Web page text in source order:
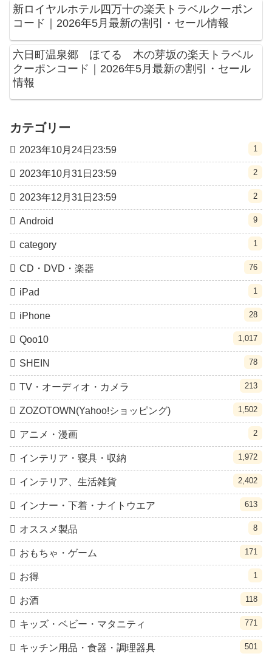
新ロイヤルホテル四万十の楽天トラベルクーポン
コード｜2026年5月最新の割引・セール情報
六日町温泉郷 ほてる 木の芽坂の楽天トラベル
クーポンコード｜2026年5月最新の割引・セール
情報
カテゴリー
2023年10月24日23:59 1
2023年10月31日23:59 2
2023年12月31日23:59 2
Android 9
category 1
CD・DVD・楽器 76
iPad 1
iPhone 28
Qoo10 1,017
SHEIN 78
TV・オーディオ・カメラ 213
ZOZOTOWN(Yahoo!ショッピング) 1,502
アニメ・漫画 2
インテリア・寝具・収納 1,972
インテリア、生活雑貨 2,402
インナー・下着・ナイトウエア 613
オススメ製品 8
おもちゃ・ゲーム 171
お得 1
お酒 118
キッズ・ベビー・マタニティ 771
キッチン用品・食器・調理器具 501